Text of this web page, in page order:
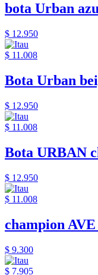
bota Urban
$ 12.950
$ 11.008
Bota Urban
$ 12.950
$ 11.008
Bota URBAN
$ 12.950
$ 11.008
champion
$ 9.300
$ 7.905